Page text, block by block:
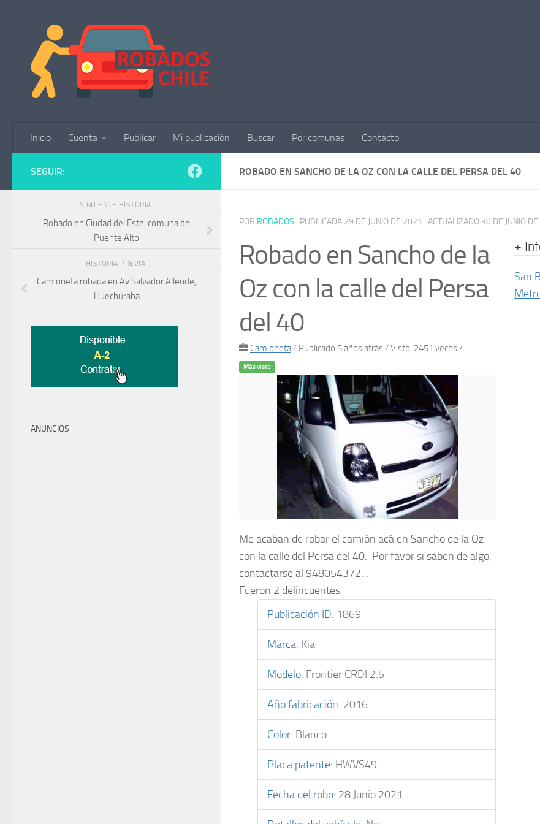
Inicio Cuenta Publicar Mi publicación Buscar Por comunas Contacto
ROBADO EN SANCHO DE LA OZ CON LA CALLE DEL PERSA DEL 40
POR ROBADOS · PUBLICADA 29 DE JUNIO DE 2021 · ACTUALIZADO 30 DE JUNIO
Robado en Sancho de la
Oz con la calle del Persa
del 40
Camioneta/ Publicado 5 años atrás/ Visto: 2451 veces /
Más visto
Me acaban de robar el camión acá en Sancho de la Oz
con la calle del Persa del 40. Por favor si saben de algo,
contactarse al 948054372…
Fueron 2 delincuentes
Publicación ID: 1869
Marca: Kia
Modelo: Frontier CRDI 2.5
Año fabricación: 2016
Color: Blanco
Placa patente: HWVS49
Fecha del robo: 28 Junio 2021
+
San
SEGUIR:
SIGUIENTE HISTORIA
Robado en Ciudad del Este, comuna de
Puente Alto
HISTORIA PREVIA
Camioneta robada en Av Salvador Allende,
Huechuraba
ANUNCIOS